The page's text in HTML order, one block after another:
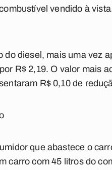
vendido à
do diesel, mais uma vez
R$ 2,19. O valor mais
R$ 0,10 de
que abastece o
carro com 45 litros do